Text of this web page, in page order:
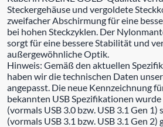
Steckergehäuse und vergoldete
zweifacher Abschirmung für eine
bei hohen Steckzyklen. Der
sorgt für eine bessere Stabilität und
außergewöhnliche Optik.
Hinweis: Gemäß den aktuellen
haben wir die technischen Daten
angepasst. Die neue Kennzeichnung
bekannten USB Spezifikationen wurde
(vormals USB 3.0 bzw. USB 3.1 Gen 1)
(vormals USB 3.1 bzw. USB 3.1 Gen 2)